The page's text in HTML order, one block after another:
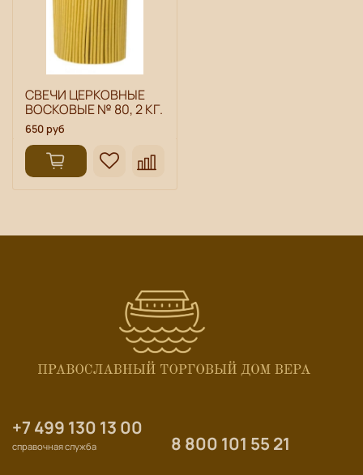
СВЕЧИ ЦЕРКОВНЫЕ
ВОСКОВЫЕ № 80, 2 КГ.
650 руб
+7 499 130 13 00
справочная служба 8 800 101 55 21